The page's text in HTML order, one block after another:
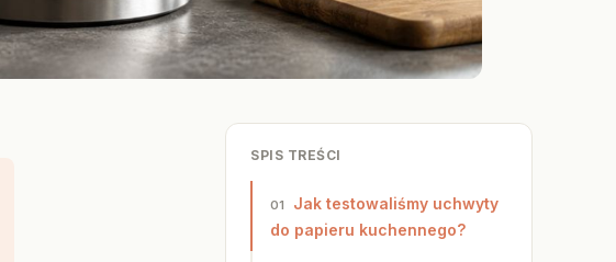
SPIS TREŚCI
Jak testowaliśmy uchwyty
do papieru kuchennego?